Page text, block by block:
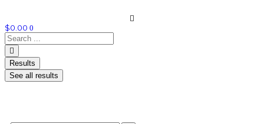
$0.00 0
Results
See all results